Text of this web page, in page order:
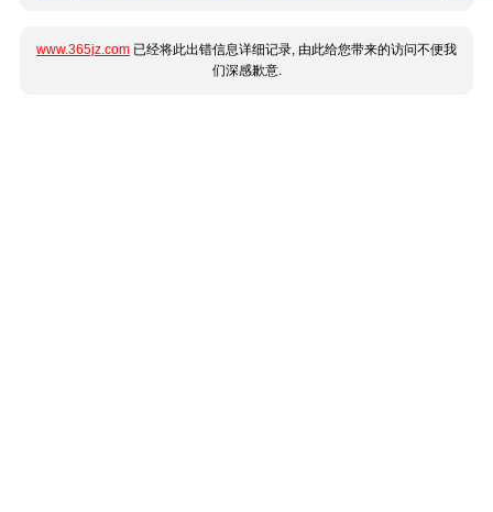
www.365jz.com 已经将此出错信息详细记录, 由此给您带来的访问不便我
们深感歉意.